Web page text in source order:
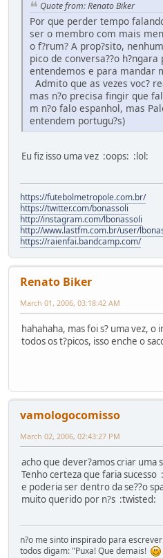
Quote from: Renato Biker
Por que perder tempo
ser o membro com mais
o f?rum? A prop?sito,
pico de conversa??o
entendemos e para mandar
Admito que as vezes voc?
mas n?o precisa fingir que
m n?o falo espanhol, mas
entendem portugu?s)
Eu fiz isso uma vez :oops: :lol:
https://futebolmetropole.com.br/
https://twitter.com/bonassoli
http://instagram.com/lbonassoli
http://www.lastfm.com.br/user/
https://raienfai.bandcamp.com/
Renato Biker
March 01, 2006, 03:18:42 AM
hahahaha, mas foi s? uma vez,
todos os t?picos, isso enche o
vamologocomisso
March 02, 2006, 02:43:27 PM
acho que dever?amos criar uma
Tenho certeza que faria sucesso
e poderia ser dentro da se??o
muito querido por n?s :twisted:
n?o me sinto inspirado para
todos digam: "Puxa! Que demais!